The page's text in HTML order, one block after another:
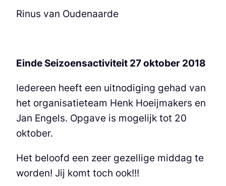
Rinus van Oudenaarde
Einde Seizoensactiviteit 27 oktober 2018
Iedereen heeft een uitnodiging gehad van
het organisatieteam Henk Hoeijmakers en
Jan Engels. Opgave is mogelijk tot 20
oktober.
Het beloofd een zeer gezellige middag te
worden! Jij komt toch ook!!!